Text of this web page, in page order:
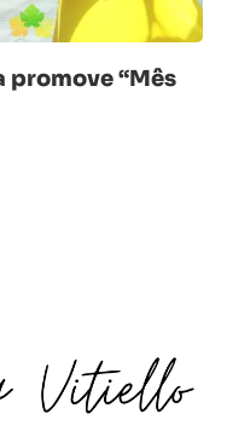
promove “Mês